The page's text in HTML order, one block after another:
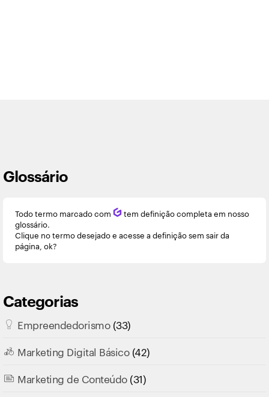
Glossário
Todo termo marcado com Q tem definição completa em nosso
glossário.
Clique no termo desejado e acesse a definição sem sair da
página, ok?
Categorias
Empreendedorismo(33)
Marketing Digital Básico(42)
Marketing de Conteúdo(31)